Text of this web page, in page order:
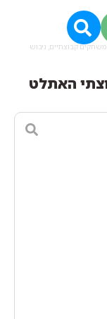
משחקים קבוצתיים, גיבוש